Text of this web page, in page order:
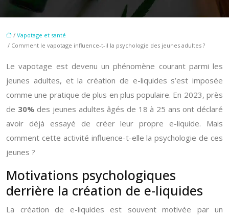
/ Vapotage et santé
/ Comment le vapotage influence-t-il la psychologie des jeunes adultes ?
Le vapotage est devenu un phénomène courant parmi les
jeunes adultes, et la création de e-liquides s’est imposée
comme une pratique de plus en plus populaire. En 2023, près
de 30% des jeunes adultes âgés de 18 à 25 ans ont déclaré
avoir déjà essayé de créer leur propre e-liquide. Mais
comment cette activité influence-t-elle la psychologie de ces
jeunes ?
Motivations psychologiques
derrière la création de e-liquides
La création de e-liquides est souvent motivée par un